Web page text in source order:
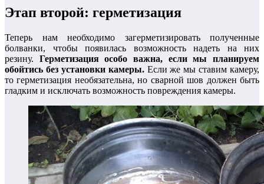
Этап второй: герметизация
Теперь нам необходимо загерметизировать полученные
болванки, чтобы появилась возможность надеть на них
резину. Герметизация особо важна, если мы планируем
обойтись без установки камеры.Если же мы ставим камеру,
то герметизация необязательна, но сварной шов должен быть
гладким и исключать возможность повреждения камеры.